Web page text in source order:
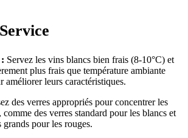
Servez les vins blancs bien frais (8-10°C) et
plus frais que température ambiante
améliorer leurs caractéristiques.
des verres appropriés pour concentrer les
des verres standard pour les blancs et
grands pour les rouges.